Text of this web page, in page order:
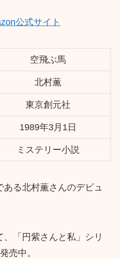
公式サイト
空飛ぶ馬
北村薫
東京創元社
1989年3月1日
ミステリー小説
ある北村薫さんのデビュ
「円紫さんと私」シリ
売中。